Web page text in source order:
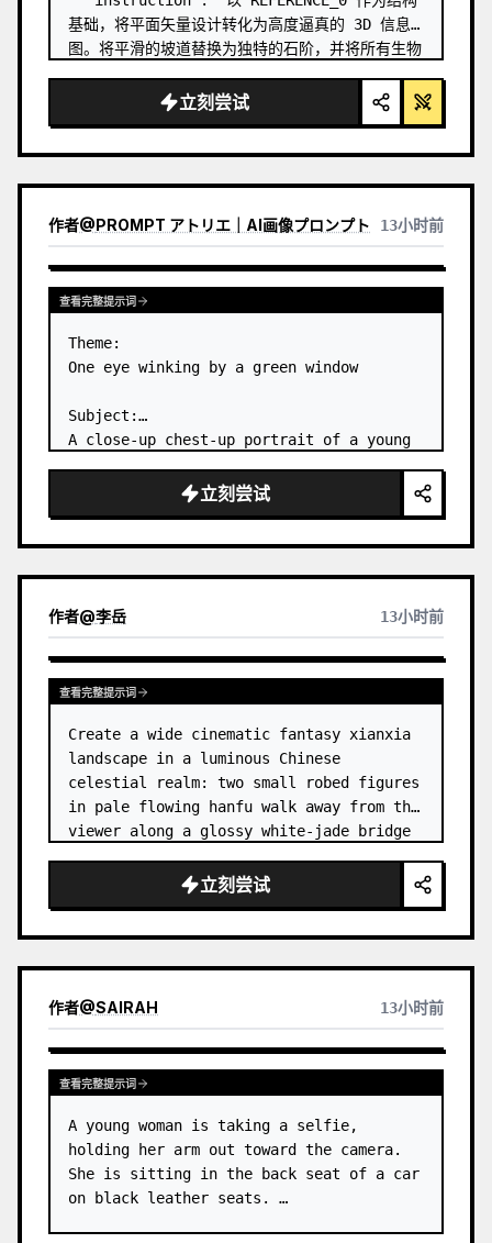
基础，将平面矢量设计转化为高度逼真的 3D 信息
图。将平滑的坡道替换为独特的石阶，并将所有生物
  "style": {
    "background": "
复古纹理羊皮纸
",
立刻尝试
作者@PROMPT アトリエ｜AI画像プロンプト 13小时前
查看完整提示词
Theme:
One eye winking by a green window
Subject:
A close-up chest-up portrait of a young
leaning her cheek on one hand and
smiling with one eye closed at a wooden
立刻尝试
作者@李岳 13小时前
查看完整提示词
Create a wide cinematic fantasy xianxia
landscape in a luminous Chinese
celestial realm: two small robed figures
in pale flowing hanfu walk away from the
viewer along a glossy white-jade bridge
rising from a mirror-still l…
立刻尝试
作者@SAIRAH 13小时前
查看完整提示词
A young woman is taking a selfie,
holding her arm out toward the camera.
She is sitting in the back seat of a car
on black leather seats. …